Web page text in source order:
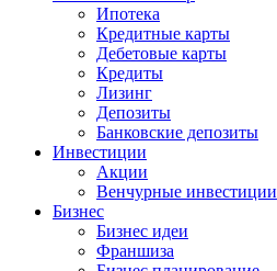
Ипотека
Кредитные карты
Дебетовые карты
Кредиты
Лизинг
Депозиты
Банковские депозиты
Инвестиции
Акции
Венчурные инвестиции
Бизнес
Бизнес идеи
Франшиза